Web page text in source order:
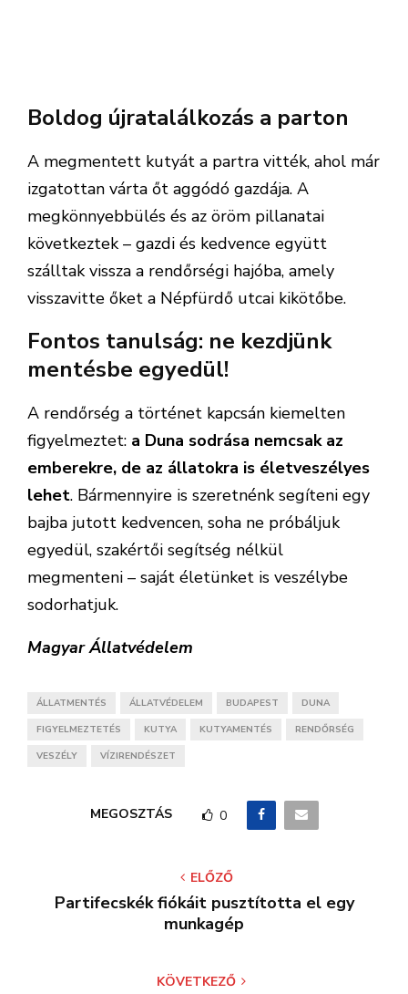
Boldog újratalálkozás a parton
A megmentett kutyát a partra vitték, ahol már
izgatottan várta őt aggódó gazdája. A
megkönnyebbülés és az öröm pillanatai
következtek – gazdi és kedvence együtt
szálltak vissza a rendőrségi hajóba, amely
visszavitte őket a Népfürdő utcai kikötőbe.
Fontos tanulság: ne kezdjünk
mentésbe egyedül!
A rendőrség a történet kapcsán kiemelten
figyelmeztet: a Duna sodrása nemcsak az
emberekre, de az állatokra is életveszélyes
lehet. Bármennyire is szeretnénk segíteni egy
bajba jutott kedvencen, soha ne próbáljuk
egyedül, szakértői segítség nélkül
megmenteni – saját életünket is veszélybe
sodorhatjuk.
Magyar Állatvédelem
ÁLLATMENTÉS ÁLLATVÉDELEM BUDAPEST DUNA
FIGYELMEZTETÉS KUTYA KUTYAMENTÉS RENDŐRSÉG
VESZÉLY VÍZIRENDÉSZET
MEGOSZTÁS 0
ELŐZŐ
Partifecskék fiókáit pusztította el egy
munkagép
KÖVETKEZŐ